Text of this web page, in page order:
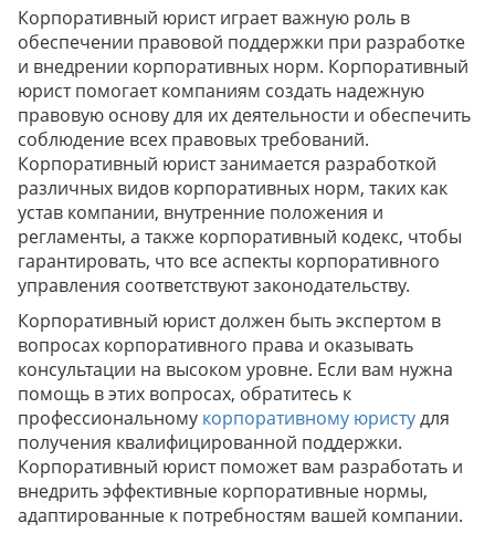
Корпоративный юрист играет важную роль в
обеспечении правовой поддержки при разработке
и внедрении корпоративных норм. Корпоративный
юрист помогает компаниям создать надежную
правовую основу для их деятельности и обеспечить
соблюдение всех правовых требований.
Корпоративный юрист занимается разработкой
различных видов корпоративных норм, таких как
устав компании, внутренние положения и
регламенты, а также корпоративный кодекс, чтобы
гарантировать, что все аспекты корпоративного
управления соответствуют законодательству.
Корпоративный юрист должен быть экспертом в
вопросах корпоративного права и оказывать
консультации на высоком уровне. Если вам нужна
помощь в этих вопросах, обратитесь к
профессиональному корпоративному юристудля
получения квалифицированной поддержки.
Корпоративный юрист поможет вам разработать и
внедрить эффективные корпоративные нормы,
адаптированные к потребностям вашей компании.